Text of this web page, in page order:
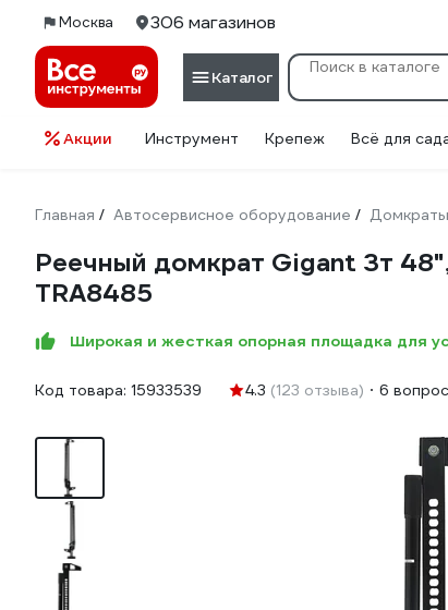
Москва 306 магазинов
Каталог
Акции Инструмент Крепеж Всё для
Главная / Автосервисное оборудование / Домкраты
Реечный домкрат Gigant 3т
TRA8485
Широкая и жесткая опорная площадка для
Код товара: 15933539 4.3 (123 отзыва) 6